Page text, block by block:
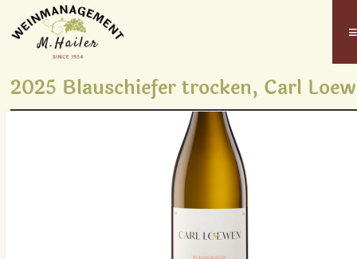
≡
2025 Blauschiefer trocken, Carl